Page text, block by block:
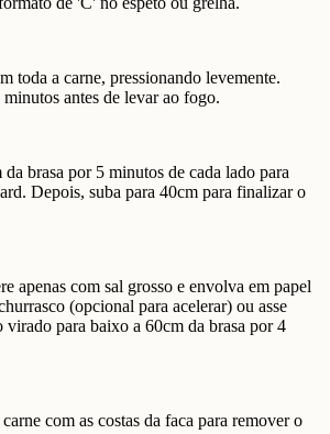
toda a carne, pressionando levemente.
antes de levar ao fogo.
da brasa por 5 minutos de cada lado para
Depois, suba para 40cm para finalizar o
apenas com sal grosso e envolva em papel
(opcional para acelerar) ou asse
virado para baixo a 60cm da brasa por 4
com as costas da faca para remover o